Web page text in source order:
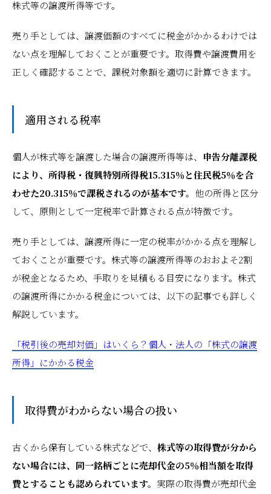
株式等の譲渡所得等です。
売り手としては、譲渡価額のすべてに税金がかかるわけでは
ない点を理解しておくことが重要です。取得費や譲渡費用を
正しく確認することで、課税対象額を適切に計算できます。
適用される税率
個人が株式等を譲渡した場合の譲渡所得等は、 申告分離課税
により、所得税・復興特別所得税15.315％と住民税5％を合
わせた20.315％で課税されるのが基本です。 他の所得と区分
して、原則として一定税率で計算される点が特徴です。
売り手としては、譲渡所得に一定の税率がかかる点を理解し
ておくことが重要です。株式等の譲渡所得等のおおよそ2割
が税金となるため、手取りを見積もる目安になります。株式
の譲渡所得にかかる税金については、以下の記事でも詳しく
解説しています。
「税引後の売却対価」はいくら？個人・法人の「株式の譲渡
所得」にかかる税金
取得費がわからない場合の扱い
古くから保有している株式などで、 株式等の取得費が分から
ない場合には、同一銘柄ごとに売却代金の5％相当額を取得
費とすることも認められています。 実際の取得費が売却代金